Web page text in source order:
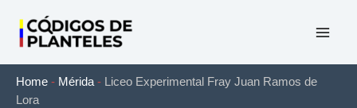
contenido
Home - Mérida - Liceo Experimental Fray Juan Ramos de
Lora